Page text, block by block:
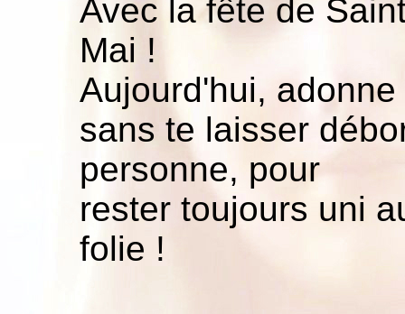
Avec la fête de
Mai !
Aujourd'hui,
sans te laisser
personne, pour
rester toujours uni
folie !